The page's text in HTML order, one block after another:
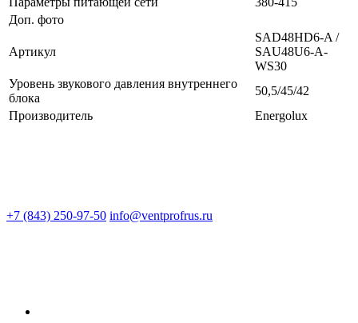
Доп. фото
Артикул
SAD48HD6-A /
SAU48U6-A-
WS30
Уровень звукового давления внутреннего
блока
50,5/45/42
Производитель
Energolux
+7 (843) 250-97-50 info@ventprofrus.ru